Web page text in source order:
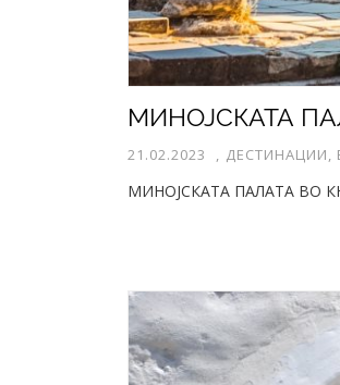
21.02.2023 , ДЕСТИНАЦИИ,
МИНОЈСКАТА ПАЛАТА ВО